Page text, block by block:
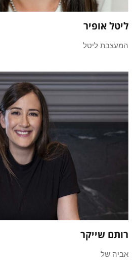
ליטל אופיר
המעצבת ליטל
רותם שייקר
אביה של